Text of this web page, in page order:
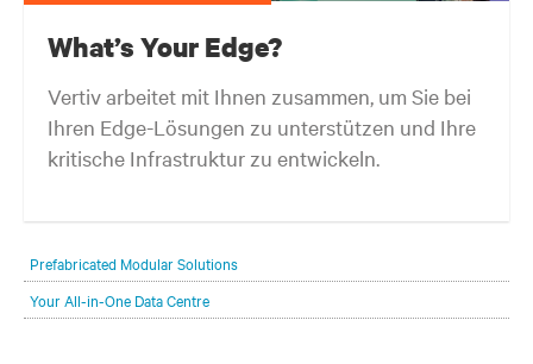
What’s Your Edge?
Vertiv arbeitet mit Ihnen zusammen, um Sie bei
Ihren Edge-Lösungen zu unterstützen und Ihre
kritische Infrastruktur zu entwickeln.
Herausforderung besteht darin, mit dieser.
Prefabricated Modular Solutions
Your All-in-One Data Centre